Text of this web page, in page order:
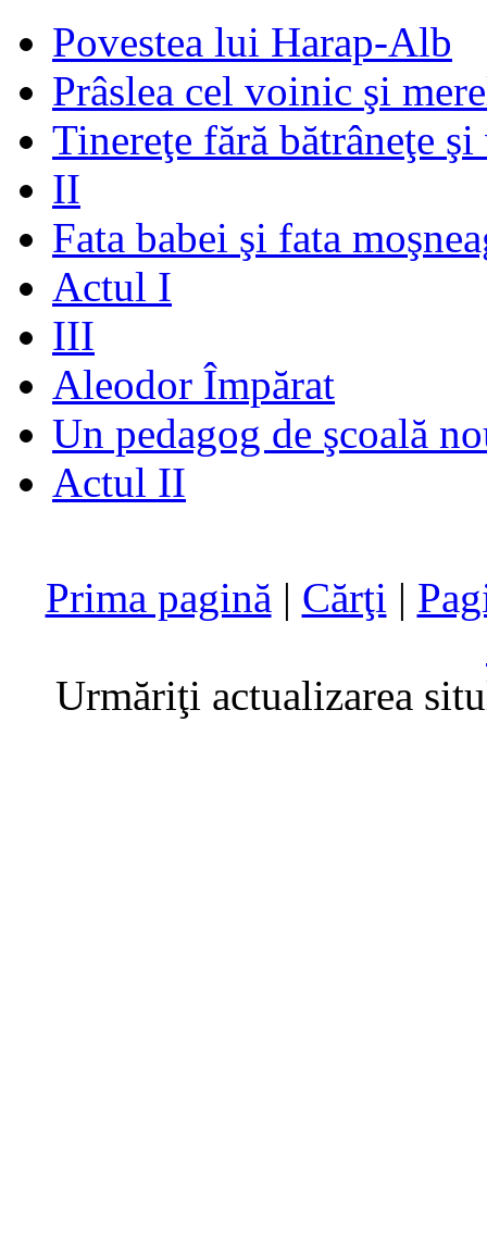
Povestea lui Harap-Alb
Prâslea cel voinic şi
Tinereţe fără bătrâneţe
II
Fata babei şi fata
Actul I
III
Aleodor Împărat
Un pedagog de şcoală
Actul II
Prima pagină | Cărţi |
Urmăriţi actualizarea